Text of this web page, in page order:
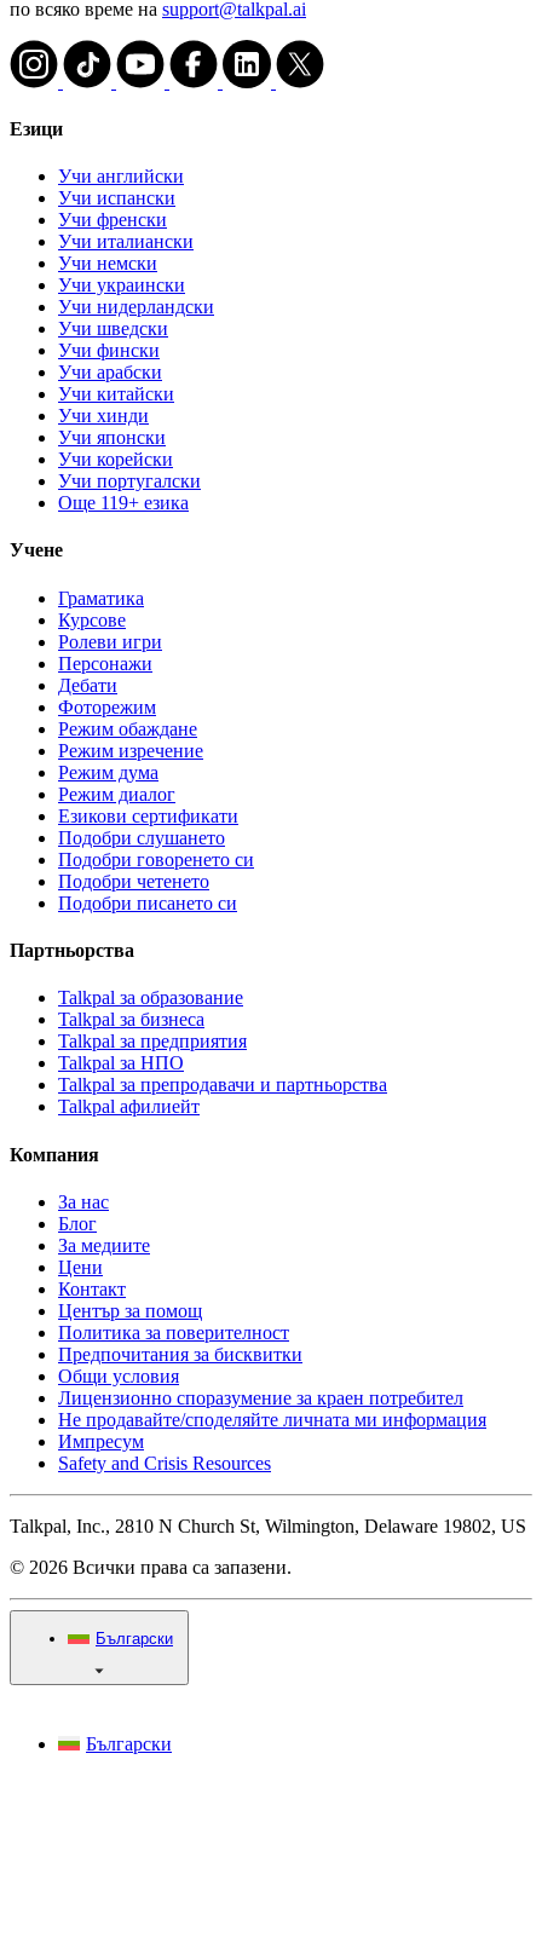
по всяко време на support@talkpal.ai
Езици
Учи английски
Учи испански
Учи френски
Учи италиански
Учи немски
Учи украински
Учи нидерландски
Учи шведски
Учи фински
Учи арабски
Учи китайски
Учи хинди
Учи японски
Учи корейски
Учи португалски
Още 119+ езика
Учене
Граматика
Курсове
Ролеви игри
Персонажи
Дебати
Фоторежим
Режим обаждане
Режим изречение
Режим дума
Режим диалог
Езикови сертификати
Подобри слушането
Подобри говоренето си
Подобри четенето
Подобри писането си
Партньорства
Talkpal за образование
Talkpal за бизнеса
Talkpal за предприятия
Talkpal за НПО
Talkpal за препродавачи и партньорства
Talkpal афилиейт
Компания
За нас
Блог
За медиите
Цени
Контакт
Център за помощ
Политика за поверителност
Предпочитания за бисквитки
Общи условия
Лицензионно споразумение за краен потребител
Не продавайте/споделяйте личната ми информация
Импресум
Safety and Crisis Resources
Talkpal, Inc., 2810 N Church St, Wilmington, Delaware 19802, US
© 2026 Всички права са запазени.
Български
Български